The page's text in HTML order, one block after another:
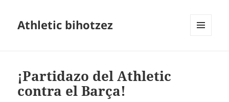
Athletic bihotzez
¡Partidazo del Athletic
contra el Barça!